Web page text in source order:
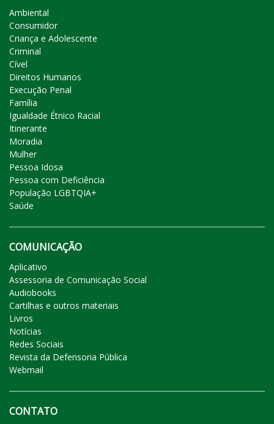
Ambiental
Consumidor
Criança e Adolescente
Criminal
Cível
Direitos Humanos
Execução Penal
Família
Igualdade Étnico Racial
Itinerante
Moradia
Mulher
Pessoa Idosa
Pessoa com Deficiência
População LGBTQIA+
Saúde
COMUNICAÇÃO
Aplicativo
Assessoria de Comunicação Social
Audiobooks
Cartilhas e outros materiais
Livros
Notícias
Redes Sociais
Revista da Defensoria Pública
Webmail
CONTATO